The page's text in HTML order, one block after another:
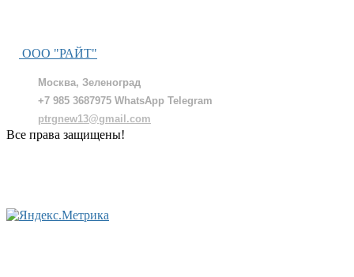
ООО "РАЙТ"
Москва, Зеленоград
+7 985 3687975 WhatsApp Telegram
ptrgnew13@gmail.com
Все права защищены!